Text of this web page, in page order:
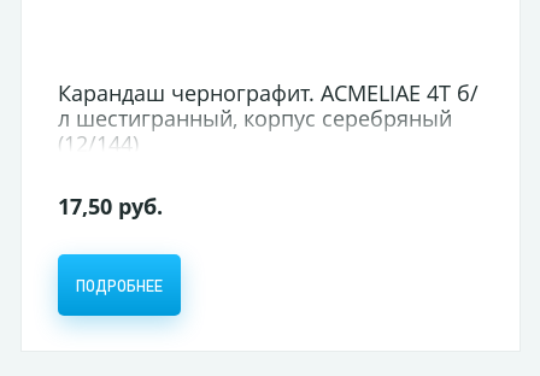
Карандаш чернографит. ACMELIAE 4Т б/
л шестигранный, корпус серебряный
(12/144)
17,50 руб.
ПОДРОБНЕЕ